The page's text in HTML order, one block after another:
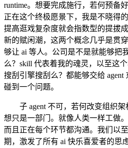
runtime。想要完成施行，若何预备
正在这个终极愿景下，我是不晓得
提高逛戏复杂度就会指数型的提拔
新的赋闲潮，这两个概念几乎是贯
够让 ai 等人。公司是不是就能够把
么？skill 代表着我的魂灵，以至这
搜刮引擎搜刮么？都能够交给
碰到一个问题。
子 agent 不可，若何改变组织架
想只是一部门。就像人类一样工做
而且正在每个环节都沟通。我们以
期，激发了所有 ai 快乐喜爱者的思